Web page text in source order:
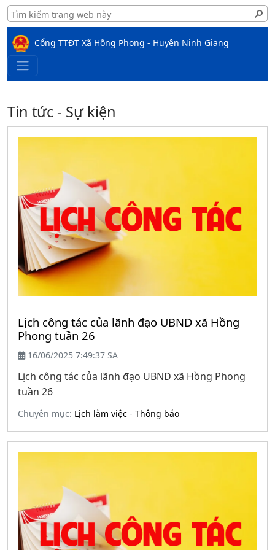
Cổng TTĐT Xã Hồng Phong - Huyện Ninh Giang
Tin tức - Sự kiện
Lịch công tác của lãnh đạo UBND xã Hồng
Phong tuần 26
16/06/2025 7:49:37 SA
Lịch công tác của lãnh đạo UBND xã Hồng Phong
tuần 26
Chuyên mục: Lịch làm việc - Thông báo